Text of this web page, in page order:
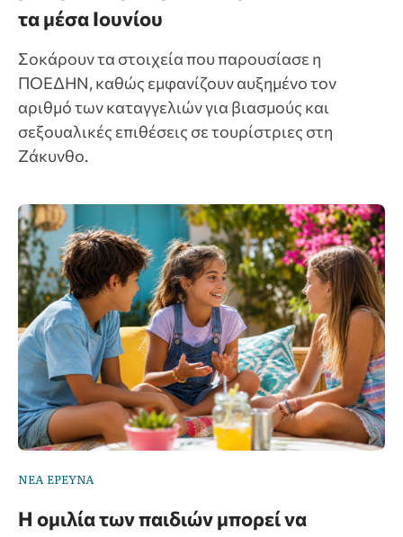
τα μέσα Ιουνίου
Σοκάρουν τα στοιχεία που παρουσίασε η
ΠΟΕΔΗΝ, καθώς εμφανίζουν αυξημένο τον
αριθμό των καταγγελιών για βιασμούς και
σεξουαλικές επιθέσεις σε τουρίστριες στη
Ζάκυνθο.
ΝΕΑ ΕΡΕΥΝΑ
Η ομιλία των παιδιών μπορεί να